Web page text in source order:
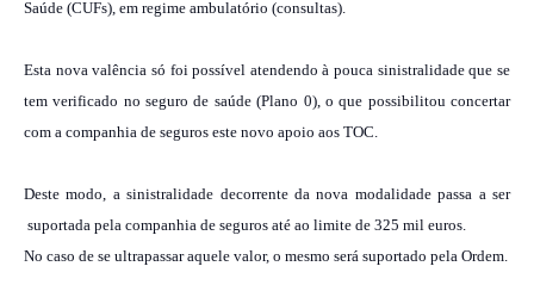
Saúde (CUFs), em regime ambulatório (consultas).
Esta nova valência só foi possível atendendo à pouca sinistralidade que se
tem verificado no seguro de saúde (Plano 0), o que possibilitou concertar
com a companhia de seguros este novo apoio aos TOC.
Deste modo, a sinistralidade decorrente da nova modalidade passa a ser
suportada pela companhia de seguros até ao limite de 325 mil euros.
No caso de se ultrapassar aquele valor, o mesmo será suportado pela Ordem.